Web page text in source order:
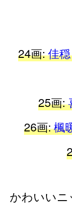
24画:佳穏
25画:
26画:楓
かわいい